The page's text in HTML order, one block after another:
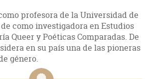
profesora de la Universidad de
como investigadora en Estudios
Queer y Poéticas Comparadas. De
en su país una de las pioneras
género.